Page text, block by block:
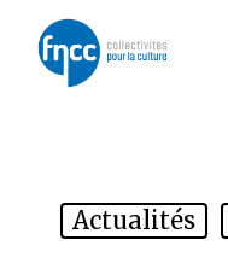
main
content
Actualités
Panneau de gestion des